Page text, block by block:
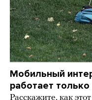
Мобильный
работает
Расскажите, как